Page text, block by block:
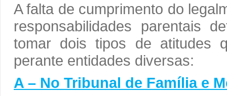
A falta de cumprimento do
responsabilidades parentais
tomar dois tipos de atitudes
perante entidades diversas:
A – No Tribunal de Família e